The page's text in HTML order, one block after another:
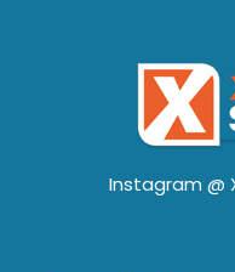
Instagram @